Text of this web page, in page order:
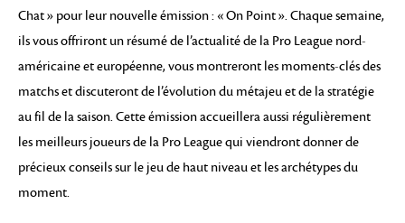
Chat » pour leur nouvelle émission : « On Point ». Chaque semaine,
ils vous offriront un résumé de l’actualité de la Pro League nord-
américaine et européenne, vous montreront les moments-clés des
matchs et discuteront de l’évolution du métajeu et de la stratégie
au fil de la saison. Cette émission accueillera aussi régulièrement
les meilleurs joueurs de la Pro League qui viendront donner de
précieux conseils sur le jeu de haut niveau et les archétypes du
moment.